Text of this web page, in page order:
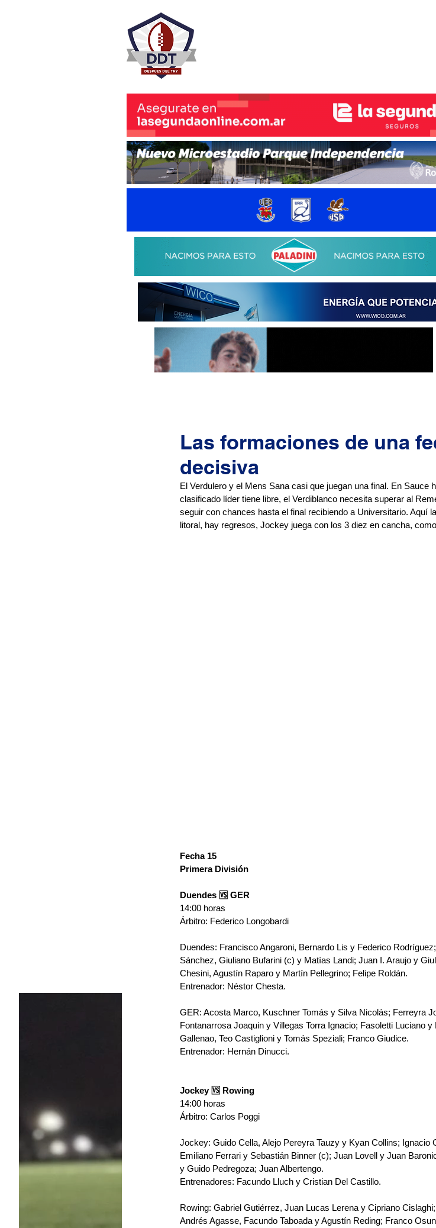
Las formaciones de una
decisiva
El Verdulero y el Mens Sana casi que juegan una final. En Sauce
clasificado líder tiene libre, el Verdiblanco necesita superar al
seguir con chances hasta el final recibiendo a Universitario. Aquí
litoral, hay regresos, Jockey juega con los 3 diez en cancha,
Fecha 15
Primera División
Duendes 🆚 GER
14:00 horas
Árbitro: Federico Longobardi
Duendes: Francisco Angaroni, Bernardo Lis y Federico
Sánchez, Giuliano Bufarini (c) y Matías Landi; Juan I. Araujo y
Chesini, Agustín Raparo y Martín Pellegrino; Felipe Roldán.
Entrenador: Néstor Chesta.
GER: Acosta Marco, Kuschner Tomás y Silva Nicolás; Ferreyra
Fontanarrosa Joaquin y Villegas Torra Ignacio; Fasoletti Luciano
Gallenao, Teo Castiglioni y Tomás Speziali; Franco Giudice.
Entrenador: Hernán Dinucci.
Jockey 🆚 Rowing
14:00 horas
Árbitro: Carlos Poggi
Jockey: Guido Cella, Alejo Pereyra Tauzy y Kyan Collins;
Emiliano Ferrari y Sebastián Binner (c); Juan Lovell y Juan
y Guido Pedregoza; Juan Albertengo.
Entrenadores: Facundo Lluch y Cristian Del Castillo.
Rowing: Gabriel Gutiérrez, Juan Lucas Lerena y Cipriano
Andrés Agasse, Facundo Taboada y Agustín Reding; Franco